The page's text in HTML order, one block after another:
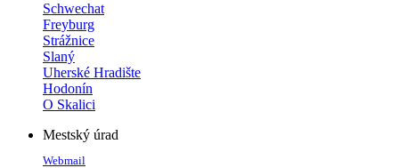
Schwechat
Freyburg
Strážnice
Slaný
Uherské Hradište
Hodonín
O Skalici
Mestský úrad
Webmail